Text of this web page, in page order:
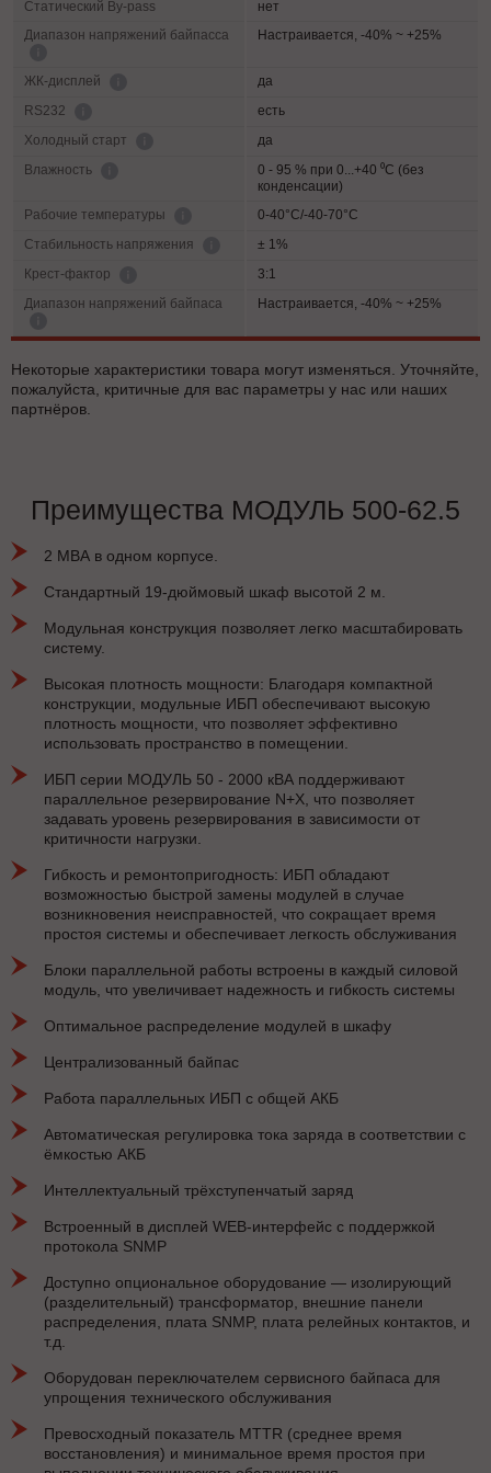
Статический By-pass
нет
Диапазон напряжений байпасса
Настраивается, -40% ~ +25%
ЖК-дисплей
да
RS232
есть
Холодный старт
да
Влажность
0 - 95 % при 0...+40 ⁰С (без
конденсации)
Рабочие температуры
0-40°C/-40-70°C
Cтабильность напряжения
± 1%
Крест-фактор
3:1
Диапазон напряжений байпаса
Настраивается, -40% ~ +25%
Некоторые характеристики товара могут изменяться. Уточняйте,
пожалуйста, критичные для вас параметры у нас или наших
партнёров.
Преимущества МОДУЛЬ 500-62.5
2 МВА в одном корпусе.
Стандартный 19-дюймовый шкаф высотой 2 м.
Модульная конструкция позволяет легко масштабировать
систему.
Высокая плотность мощности: Благодаря компактной
конструкции, модульные ИБП обеспечивают высокую
плотность мощности, что позволяет эффективно
использовать пространство в помещении.
ИБП серии МОДУЛЬ 50 - 2000 кВА поддерживают
параллельное резервирование N+X, что позволяет
задавать уровень резервирования в зависимости от
критичности нагрузки.
Гибкость и ремонтопригодность: ИБП обладают
возможностью быстрой замены модулей в случае
возникновения неисправностей, что сокращает время
простоя системы и обеспечивает легкость обслуживания
Блоки параллельной работы встроены в каждый силовой
модуль, что увеличивает надежность и гибкость системы
Оптимальное распределение модулей в шкафу
Централизованный байпас
Работа параллельных ИБП с общей АКБ
Автоматическая регулировка тока заряда в соответствии с
ёмкостью АКБ
Интеллектуальный трёхступенчатый заряд
Встроенный в дисплей WEB-интерфейс с поддержкой
протокола SNMP
Доступно опциональное оборудование — изолирующий
(разделительный) трансформатор, внешние панели
распределения, плата SNMP, плата релейных контактов, и
т.д.
Оборудован переключателем сервисного байпаса для
упрощения технического обслуживания
Превосходный показатель MTTR (среднее время
восстановления) и минимальное время простоя при